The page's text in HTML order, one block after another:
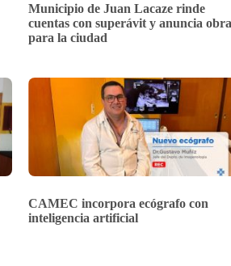
Municipio de Juan Lacaze rinde
cuentas con superávit y anuncia
para la ciudad
CAMEC incorpora ecógrafo con
inteligencia artificial